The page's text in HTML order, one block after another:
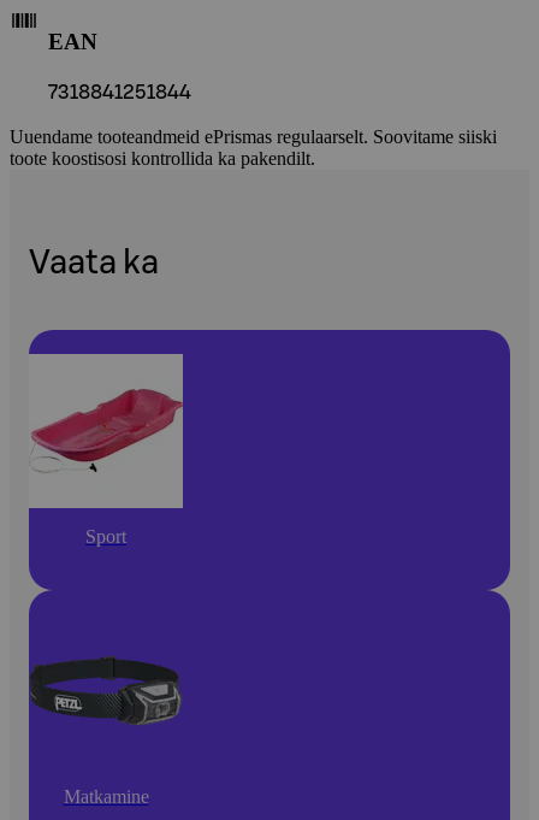
EAN
7318841251844
Uuendame tooteandmeid ePrismas regulaarselt. Soovitame siiski
toote koostisosi kontrollida ka pakendilt.
Vaata ka
Sport
Matkamine